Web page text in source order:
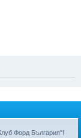
Форд България"!